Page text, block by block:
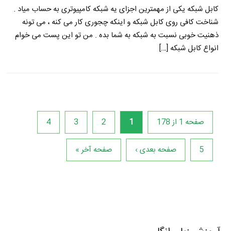
کابل شبکه یکی از مهمترین اجزای یه شبکه کامپیوتری به حساب میاد .
شناخت کافی روی کابل شبکه و اینکه چجوری کار می کنه ، می تونه
ذهنیت خوبی نسبت به شبکه به شما بده . من تو این پست می خوام
انواع کابل شبکه […]
صفحه 1 از 178 1
2
3
4
5 صفحه بعدی › صفحه آخر »